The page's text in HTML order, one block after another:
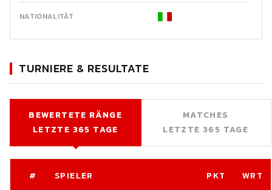
NATIONALITÄT
TURNIERE & RESULTATE
BEWERTETE RÄNGE
LETZTE 365 TAGE
MATCHES
LETZTE 365 TAGE
# SPIELER PKT WRT